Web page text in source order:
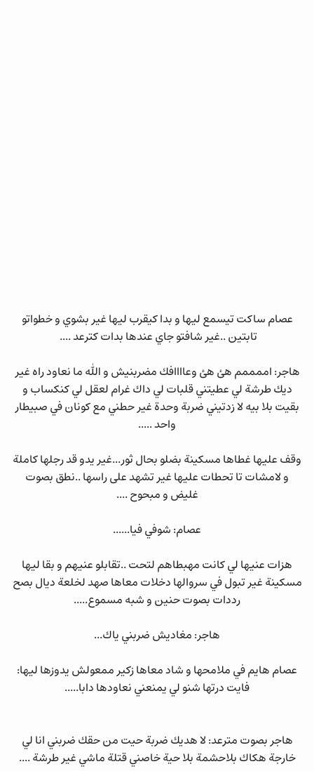
عصام ساكت تيسمع ليها و بدا كيقرب ليها غير بشوي و خطواتو
تابتين ..غير شافتو جاي عندها بدات كترعد ....
هاجر: اممممم هئ هئ وعاااافك مضربنيش و الله ما نعاود راه غير
ديك طرشة لي عطيتني قلبات لي داك غرام لعقل لي كنكساب و
بقيت بلا بيه لا زدتيني ضربة وحدة غير حطني مع كونان في صبيطار
واحد .....
وقف عليها غطاها مسكينة بضلو بحال ثور...غير يدو قد رجلها كاملة
و لامشات تا تحطات عليها غير تشهد على راسها ..نطق بصوت
غليض و مبحوح ....
عصام: شوفي فيا......
هزات عنيها لي كانت مهبطاهم لتحت ..تقابلو عنيهم و بقا ليها
مسكينة غير تبول في سروالها دخلات معاها صهد لخلعة ديال بصح
رددات بصوت حنين و شبه مسموع.....
هاجر: مغاديش ضربني ياك...
عصام هايم في ملامحها و شاد معاها زكير ممعولش يدوزها ليها:
فايت درتها شنو لي يمنعني نعاودها دابا.....
هاجر بصوت مترعد: لا هديك ضربة حيت من حقك ضربني انا لي
خارجة هكاك بلاحشمة بلا حية خاصني قتلة ماشي غير طرشة ....